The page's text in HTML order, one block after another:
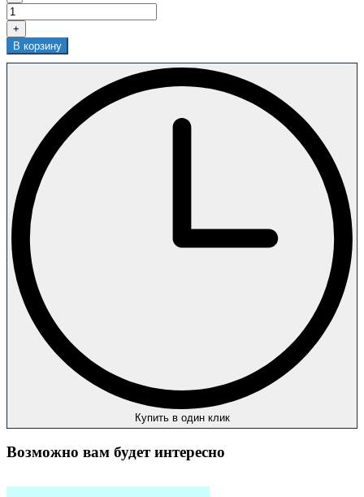
+
В корзину
Купить в один клик
Возможно вам будет интересно